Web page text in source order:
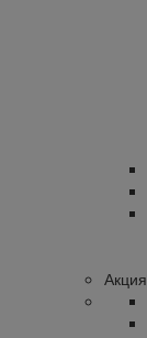
Акция